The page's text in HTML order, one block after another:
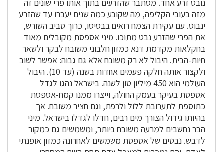
נובט זרע אחד. מסתבר שהזרעים בתוך אותו פרי שונים זה
מזה בעובי הקליפה, מה שקובע כמה שנים יעברו עד שהזרע
ינבוט. עם עקירת הצמח רואים בבסיסו, כרוך סביב השורש,
את הפרי שהזרע נבט מתוכו. מיני אספסת מקובלים מאוד
בחקלאות מקדמת דנא כמזון חלבוני משובח לבקר ולשאר
חיות-הבית. היבול לא רק משובח אלא גם גבוה: אפשר לשוב
ולקצור אותה חלקה פעמים אחדות בשנה (עד 10). היבול
העולמי הוא 450 מיליון טון לשנה. בישראל נהגו לגדל
אספסת בעיקר בעמק החולה, וייצרו ממנו קמח-אספסת
כתוספת לתערובת ללול ולרפת, וגם חציר משובח. אך
בהיותו גידול הצורך מים רבים, חדלו לגדלו בישראל. מיני
הבר נחשבים למרעה משובח ביותר, ומשמשים גם כמקור
לדבש. נבטים של אספסת משמשים לאחרונה כמזון אופנתי